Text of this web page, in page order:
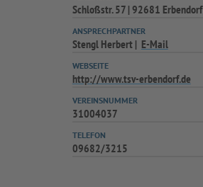
Schloßstr. 57 | 92681 Erbendorf
ANSPRECHPARTNER
Stengl Herbert E-Mail
WEBSEITE
http://www.tsv-erbendorf.de
VEREINSNUMMER
31004037
TELEFON
09682/3215